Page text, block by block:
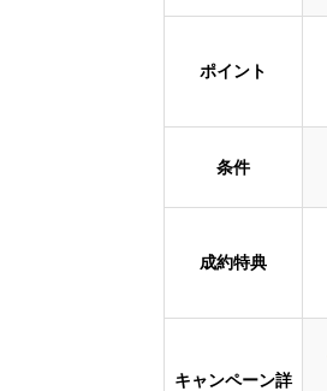
ポイント
条件
成約特典
キャンペーン詳